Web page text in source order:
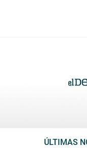
ÚLTIMAS